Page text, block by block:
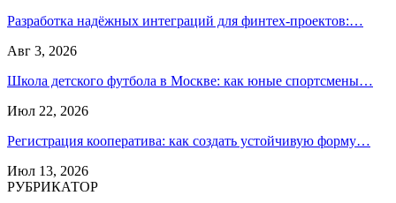
Разработка надёжных интеграций для финтех-проектов:…
Авг 3, 2026
Школа детского футбола в Москве: как юные спортсмены…
Июл 22, 2026
Регистрация кооператива: как создать устойчивую форму…
Июл 13, 2026
РУБРИКАТОР